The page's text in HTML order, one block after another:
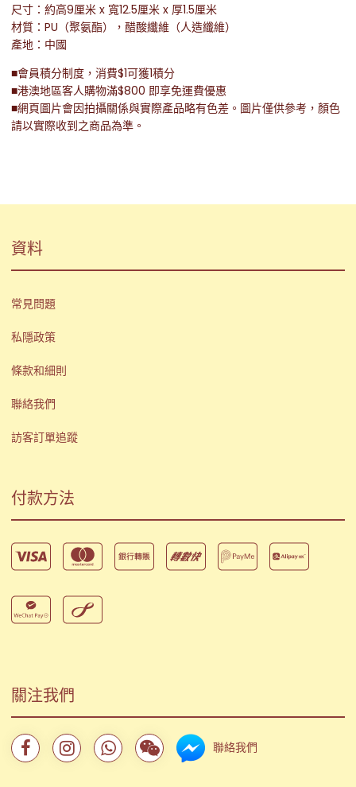
尺寸：約高9厘米 x 寬12.5厘米 x 厚1.5厘米
材質：PU（聚氨酯），醋酸纖維（人造纖維）
產地：中國
■會員積分制度，消費$1可獲1積分
■港澳地區客人購物滿$800 即享免運費優惠
■網頁圖片會因拍攝關係與實際產品略有色差。圖片僅供參考，顏色
請以實際收到之商品為準。
資料
常見問題
私隱政策
條款和細則
聯絡我們
訪客訂單追蹤
付款方法
關注我們
聯絡我們